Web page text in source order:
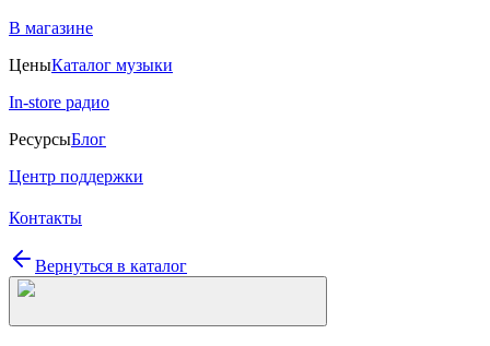
В магазине
ЦеныКаталог музыки
In-store радио
РесурсыБлог
Центр поддержки
Контакты
Вернуться в каталог